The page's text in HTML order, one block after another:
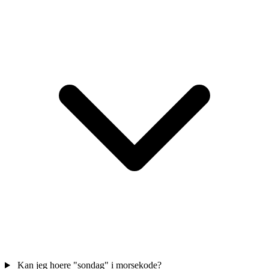
Kan jeg hoere "sondag" i morsekode?